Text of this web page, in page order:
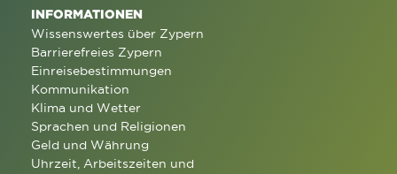
INFORMATIONEN
Wissenswertes über Zypern
Barrierefreies Zypern
Einreisebestimmungen
Kommunikation
Klima und Wetter
Sprachen und Religionen
Geld und Währung
Uhrzeit, Arbeitszeiten und